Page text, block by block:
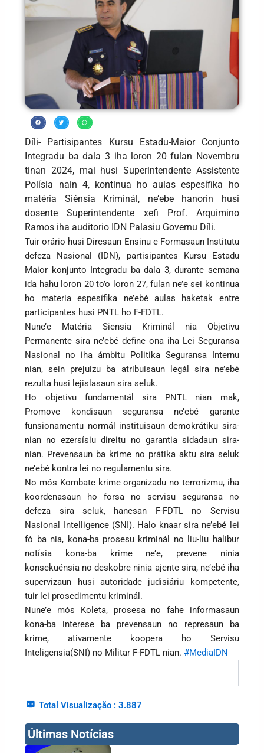
Díli- Partisipantes Kursu Estadu-Maior Conjunto
Integradu ba dala 3 iha loron 20 fulan Novembru
tinan 2024, mai husi Superintendente Assistente
Polísia nain 4, kontinua ho aulas espesífika ho
matéria Siénsia Kriminál, ne’ebe hanorin husi
dosente Superintendente xefi Prof. Arquimino
Ramos iha auditorio IDN Palasiu Governu Díli.
Tuir orário husi Diresaun Ensinu e Formasaun Institutu
defeza Nasional (IDN), partisipantes Kursu Estadu
Maior konjunto Integradu ba dala 3, durante semana
ida hahu loron 20 to’o loron 27, fulan ne’e sei kontinua
ho materia espesífika ne’ebé aulas haketak entre
participantes husi PNTL ho F-FDTL.
Nune’e Matéria Siensia Kriminál nia Objetivu
Permanente sira ne’ebé define ona iha Lei Seguransa
Nasional no iha ámbitu Politika Seguransa Internu
nian, sein prejuizu ba atribuisaun legál sira ne’ebé
rezulta husi lejislasaun sira seluk.
Ho objetivu fundamentál sira PNTL nian mak,
Promove kondisaun seguransa ne’ebé garante
funsionamentu normál instituisaun demokrátiku sira-
nian no ezersísiu direitu no garantia sidadaun sira-
nian. Prevensaun ba krime no prátika aktu sira seluk
ne’ebé kontra lei no regulamentu sira.
No mós Kombate krime organizadu no terrorizmu, iha
koordenasaun ho forsa no servisu seguransa no
defeza sira seluk, hanesan F-FDTL no Servisu
Nasional Intelligence (SNI). Halo knaar sira ne’ebé lei
fó ba nia, kona-ba prosesu kriminál no liu-liu halibur
notísia kona-ba krime ne’e, prevene ninia
konsekuénsia no deskobre ninia ajente sira, ne’ebé iha
supervizaun husi autoridade judisiáriu kompetente,
tuir lei prosedimentu kriminál.
Nune’e mós Koleta, prosesa no fahe informasaun
kona-ba interese ba prevensaun no represaun ba
krime, ativamente koopera ho Servisu
Inteligensia(SNI) no Militar F-FDTL nian.#MediaIDN
Total Visualização : 3.887
Últimas Notícias